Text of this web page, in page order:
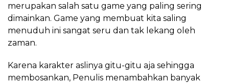
merupakan salah satu game yang paling sering
dimainkan. Game yang membuat kita saling
menuduh ini sangat seru dan tak lekang oleh
zaman.
Karena karakter aslinya gitu-gitu aja sehingga
membosankan, Penulis menambahkan banyak